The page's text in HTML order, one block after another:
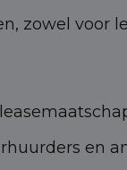
zowel voor
en